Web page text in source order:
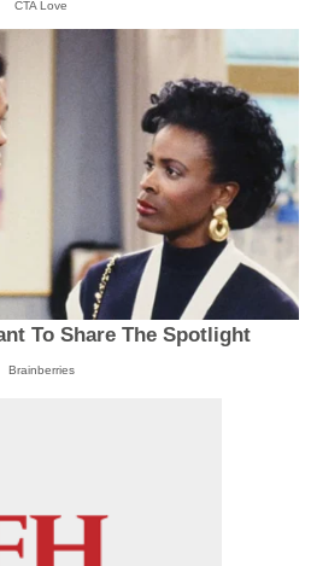
CTA Love
To Share The Spotlight
Brainberries